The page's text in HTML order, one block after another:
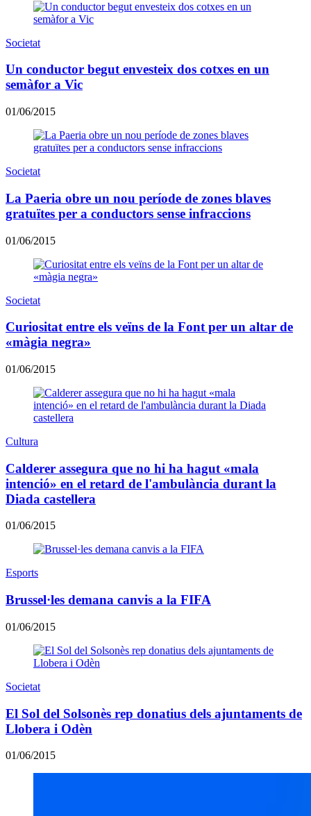
Societat
Un conductor begut envesteix dos cotxes en un
semàfor a Vic
01/06/2015
Societat
La Paeria obre un nou període de zones blaves
gratuïtes per a conductors sense infraccions
01/06/2015
Societat
Curiositat entre els veïns de la Font per un altar de
«màgia negra»
01/06/2015
Cultura
Calderer assegura que no hi ha hagut «mala
intenció» en el retard de l'ambulància durant la
Diada castellera
01/06/2015
Esports
Brussel·les demana canvis a la FIFA
01/06/2015
Societat
El Sol del Solsonès rep donatius dels ajuntaments de
Llobera i Odèn
01/06/2015